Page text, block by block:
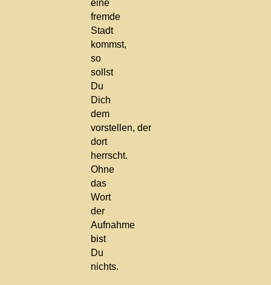
eine
fremde
Stadt
kommst,
so
sollst
Du
Dich
dem
vorstellen, der
dort
herrscht.
Ohne
das
Wort
der
Aufnahme
bist
Du
nichts.